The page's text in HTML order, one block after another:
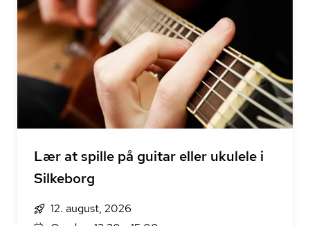
Lær at spille på guitar eller ukulele i
Silkeborg
12. august, 2026